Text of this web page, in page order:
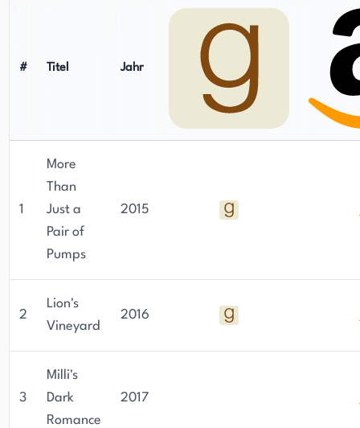
# Titel Jahr
1
More
Than
Just a
Pair of
Pumps
2015
2
Lion's
Vineyard
2016
3
Milli's
Dark
Romance
2017